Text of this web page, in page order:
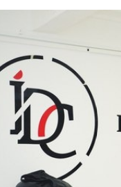
Астана
Афины
Киев
Лондон